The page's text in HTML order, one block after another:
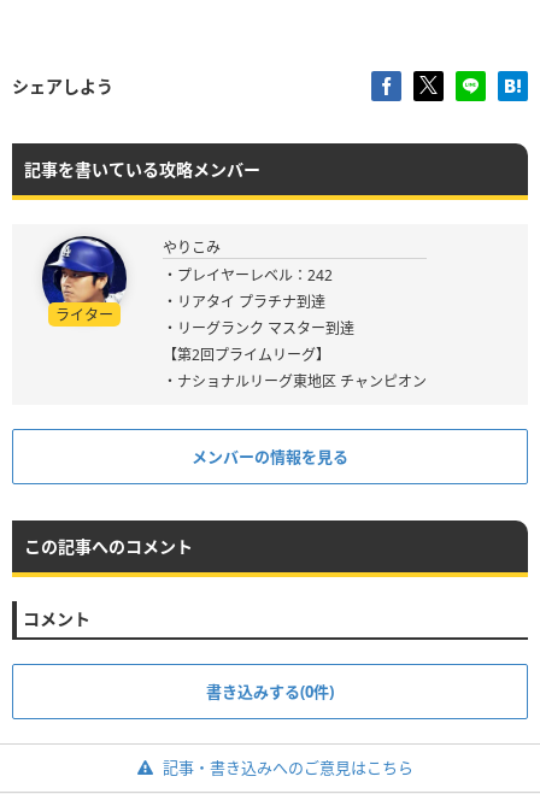
シェアしよう
記事を書いている攻略メンバー
ライター
やりこみ
・プレイヤーレベル：242
・リアタイ プラチナ到達
・リーグランク マスター到達
【第2回プライムリーグ】
・ナショナルリーグ東地区 チャンピオン
メンバーの情報を見る
この記事へのコメント
コメント
書き込みする(0件)
記事・書き込みへのご意見はこちら